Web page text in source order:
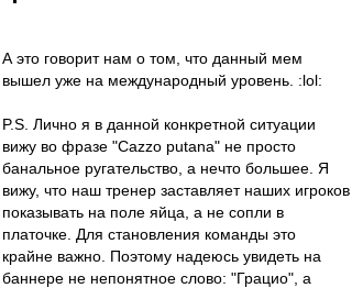
А это говорит нам о том, что данный мем
вышел уже на международный уровень. :lol:
P.S. Лично я в данной конкретной ситуации
вижу во фразе "Cazzo putana" не просто
банальное ругательство, а нечто большее. Я
вижу, что наш тренер заставляет наших игроков
показывать на поле яйца, а не сопли в
платочке. Для становления команды это
крайне важно. Поэтому надеюсь увидеть на
баннере не непонятное слово: "Грацио", а